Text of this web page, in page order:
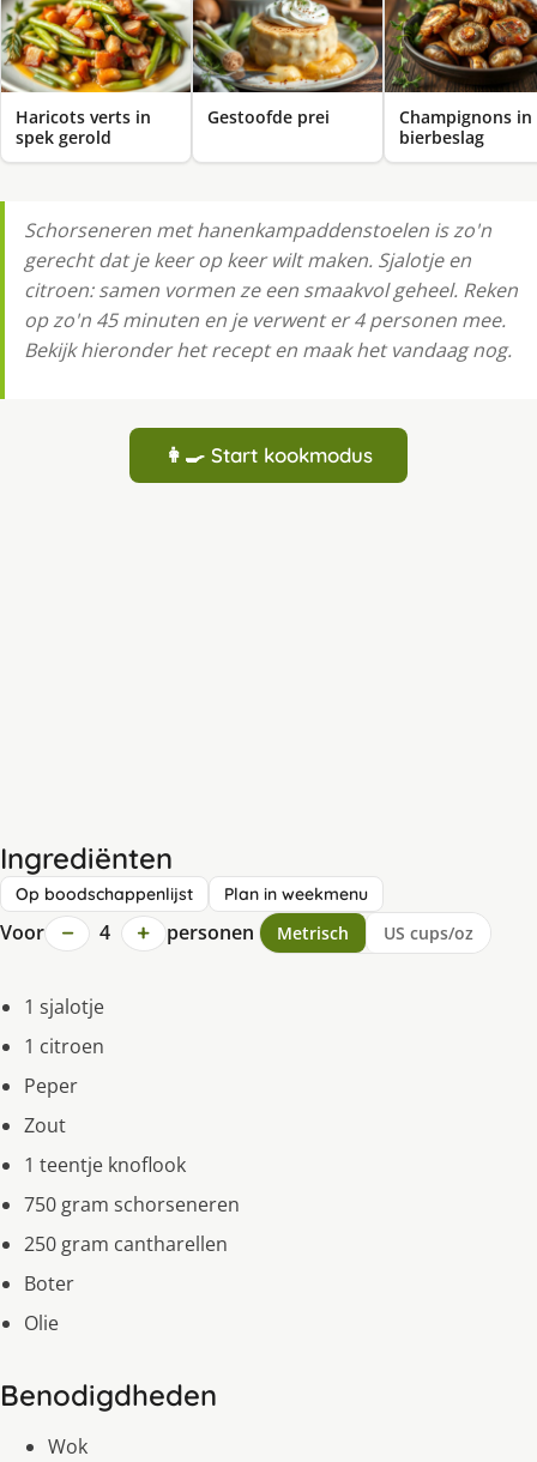
Haricots verts in
spek gerold
Gestoofde prei
Champignons in
bierbeslag
Schorseneren met hanenkampaddenstoelen is zo'n
gerecht dat je keer op keer wilt maken. Sjalotje en
citroen: samen vormen ze een smaakvol geheel. Reken
op zo'n 45 minuten en je verwent er 4 personen mee.
Bekijk hieronder het recept en maak het vandaag nog.
👩‍🍳 Start kookmodus
Ingrediënten
Op boodschappenlijst Plan in weekmenu
Voor − 4 + personen Metrisch US cups/oz
1 sjalotje
1 citroen
Peper
Zout
1 teentje knoflook
750 gram schorseneren
250 gram cantharellen
Boter
Olie
Benodigdheden
Wok